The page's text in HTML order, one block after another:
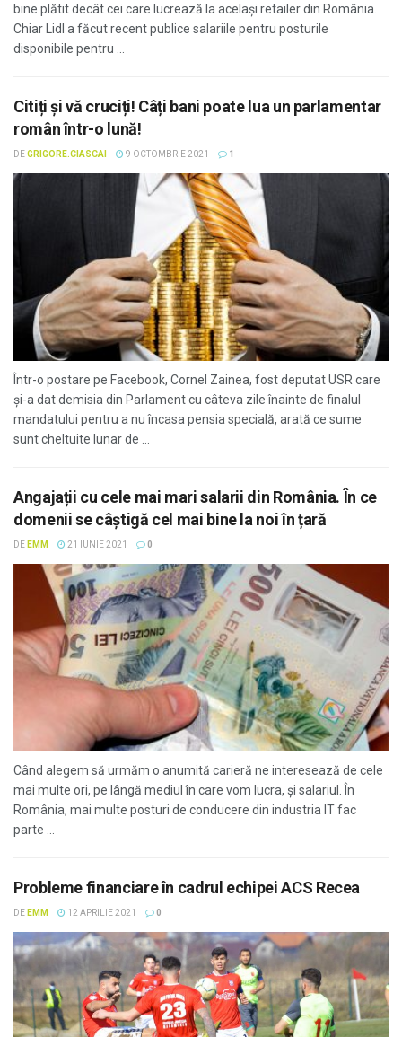
bine plătit decât cei care lucrează la același retailer din România.
Chiar Lidl a făcut recent publice salariile pentru posturile
disponibile pentru ...
Citiți și vă cruciți! Câți bani poate lua un parlamentar
român într-o lună!
DEGRIGORE.CIASCAI 9 OCTOMBRIE 2021 1
Într-o postare pe Facebook, Cornel Zainea, fost deputat USR care
și-a dat demisia din Parlament cu câteva zile înainte de finalul
mandatului pentru a nu încasa pensia specială, arată ce sume
sunt cheltuite lunar de ...
Angajații cu cele mai mari salarii din România. În ce
domenii se câștigă cel mai bine la noi în țară
DE EMM 21 IUNIE 2021 0
Când alegem să urmăm o anumită carieră ne interesează de cele
mai multe ori, pe lângă mediul în care vom lucra, și salariul. În
România, mai multe posturi de conducere din industria IT fac
parte ...
Probleme financiare în cadrul echipei ACS Recea
DE EMM 12 APRILIE 2021 0